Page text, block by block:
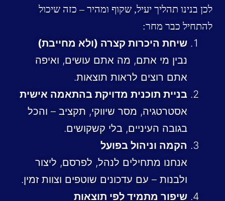
לכן בנינו תהליך יעיל, שקוף ומהיר – כזה שיכול
להתחיל כבר מחר:
שיחת היכרות קצרה (ולא מחייבת)
נבין מי אתם, מה אתם עושים, ואיפה
אתם רוצים לראות תוצאות.
בניית תוכנית מדויקת בהתאמה אישית
אסטרטגיה, מסר שיווקי, תקציב – והכל
בגובה העיניים, בלי קשקושים.
הקמה וניהול בפועל
אנחנו מתחילים לנהל, לפרסם, ליצור
ולבנות – עם עדכונים שוטפים וצוות זמין.
שיפור מתמיד לפי תוצאות